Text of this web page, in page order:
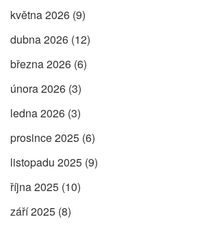
května 2026 (9)
dubna 2026 (12)
března 2026 (6)
února 2026 (3)
ledna 2026 (3)
prosince 2025 (6)
listopadu 2025 (9)
října 2025 (10)
září 2025 (8)